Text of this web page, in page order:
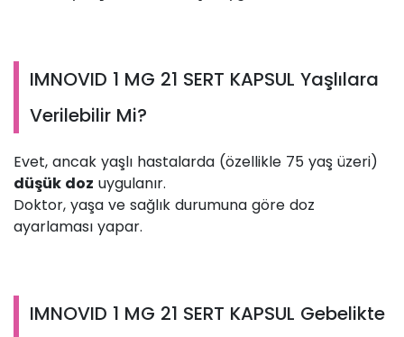
IMNOVID 1 MG 21 SERT KAPSUL Yaşlılara
Verilebilir Mi?
Evet, ancak yaşlı hastalarda (özellikle 75 yaş üzeri)
düşük doz uygulanır.
Doktor, yaşa ve sağlık durumuna göre doz
ayarlaması yapar.
IMNOVID 1 MG 21 SERT KAPSUL Gebelikte